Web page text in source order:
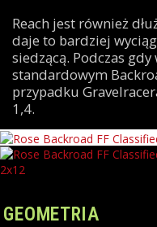
Reach jest również
daje to bardziej
siedzącą. Podczas gdy
standardowym
przypadku
1,4.
GEOMETRIA